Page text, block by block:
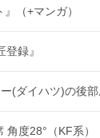
（+マンガ）
録』
(ダイハツ)の後
度28°（KF系）